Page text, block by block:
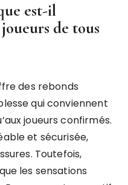
est-il
de tous
des rebonds
qui conviennent
joueurs confirmés.
et sécurisée,
Toutefois,
les sensations